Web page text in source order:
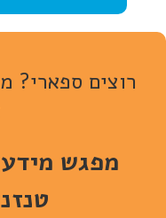
רוצים ספארי?
מפגש מידע